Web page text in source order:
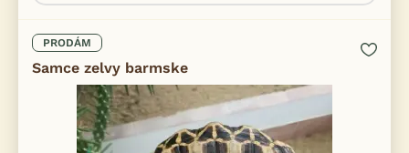
PRODÁM
Samce zelvy barmske